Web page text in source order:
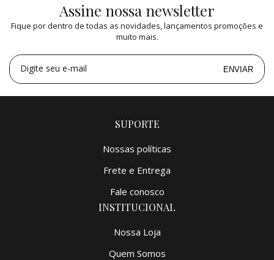
deR$ 22.525,00 =R$ 45.050,00
3x deR$ 15.015,17 =R$ 45.045,51
R$ 9.010,00
Assine nossa newsletter
Fique por dentro de todas as novidades, lançamentos promoções e
muito mais.
Digite seu e-mail ENVIAR
SUPORTE
Nossas políticas
Frete e Entrega
Fale conosco
INSTITUCIONAL
Nossa Loja
Quem Somos